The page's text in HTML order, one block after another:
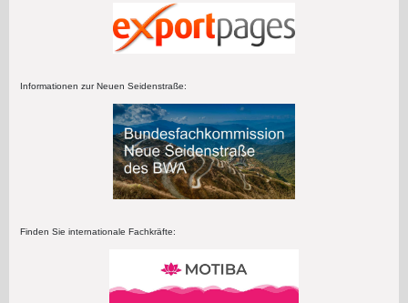
Informationen zur Neuen Seidenstraße:
Finden Sie internationale Fachkräfte: